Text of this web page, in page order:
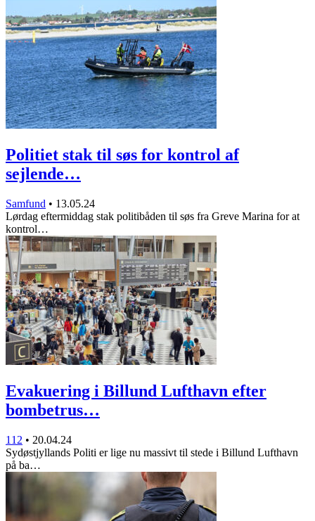
Politiet stak til søs for kontrol af
sejlende…
Samfund • 13.05.24
Lørdag eftermiddag stak politibåden til søs fra Greve Marina for at
kontrol…
Evakuering i Billund Lufthavn efter
bombetrus…
112 • 20.04.24
Sydøstjyllands Politi er lige nu massivt til stede i Billund Lufthavn
på ba…